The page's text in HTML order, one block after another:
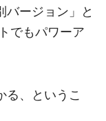
バージョン」と
でもパワーア
る、というこ